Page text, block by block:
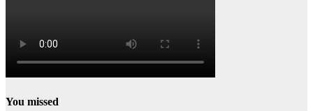
You missed